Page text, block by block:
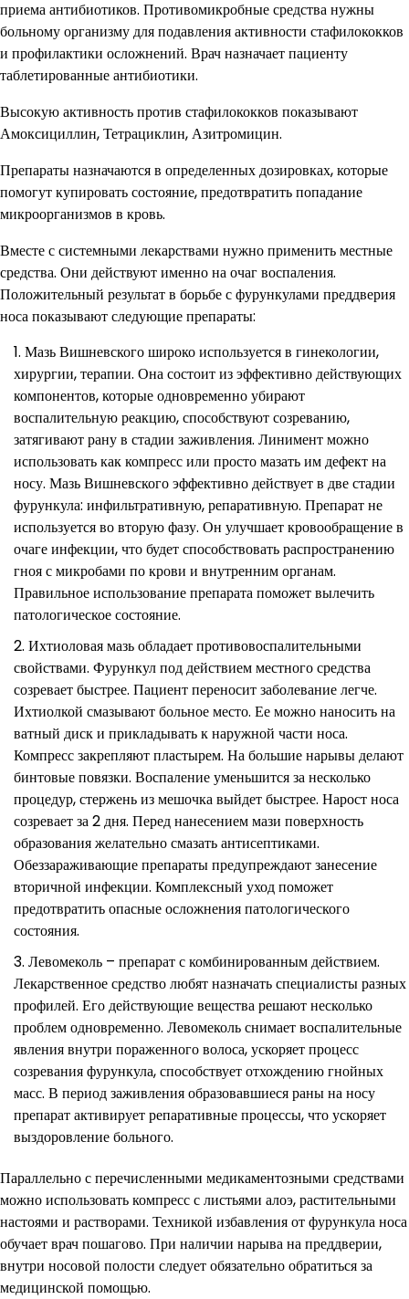
приема антибиотиков. Противомикробные средства нужны
больному организму для подавления активности стафилококков
и профилактики осложнений. Врач назначает пациенту
таблетированные антибиотики.
Высокую активность против стафилококков показывают
Амоксициллин, Тетрациклин, Азитромицин.
Препараты назначаются в определенных дозировках, которые
помогут купировать состояние, предотвратить попадание
микроорганизмов в кровь.
Вместе с системными лекарствами нужно применить местные
средства. Они действуют именно на очаг воспаления.
Положительный результат в борьбе с фурункулами преддверия
носа показывают следующие препараты:
Мазь Вишневского широко используется в гинекологии,
хирургии, терапии. Она состоит из эффективно действующих
компонентов, которые одновременно убирают
воспалительную реакцию, способствуют созреванию,
затягивают рану в стадии заживления. Линимент можно
использовать как компресс или просто мазать им дефект на
носу. Мазь Вишневского эффективно действует в две стадии
фурункула: инфильтративную, репаративную. Препарат не
используется во вторую фазу. Он улучшает кровообращение в
очаге инфекции, что будет способствовать распространению
гноя с микробами по крови и внутренним органам.
Правильное использование препарата поможет вылечить
патологическое состояние.
Ихтиоловая мазь обладает противовоспалительными
свойствами. Фурункул под действием местного средства
созревает быстрее. Пациент переносит заболевание легче.
Ихтиолкой смазывают больное место. Ее можно наносить на
ватный диск и прикладывать к наружной части носа.
Компресс закрепляют пластырем. На большие нарывы делают
бинтовые повязки. Воспаление уменьшится за несколько
процедур, стержень из мешочка выйдет быстрее. Нарост носа
созревает за 2 дня. Перед нанесением мази поверхность
образования желательно смазать антисептиками.
Обеззараживающие препараты предупреждают занесение
вторичной инфекции. Комплексный уход поможет
предотвратить опасные осложнения патологического
состояния.
Левомеколь – препарат с комбинированным действием.
Лекарственное средство любят назначать специалисты разных
профилей. Его действующие вещества решают несколько
проблем одновременно. Левомеколь снимает воспалительные
явления внутри пораженного волоса, ускоряет процесс
созревания фурункула, способствует отхождению гнойных
масс. В период заживления образовавшиеся раны на носу
препарат активирует репаративные процессы, что ускоряет
выздоровление больного.
Параллельно с перечисленными медикаментозными средствами
можно использовать компресс с листьями алоэ, растительными
настоями и растворами. Техникой избавления от фурункула носа
обучает врач пошагово. При наличии нарыва на преддверии,
внутри носовой полости следует обязательно обратиться за
медицинской помощью.